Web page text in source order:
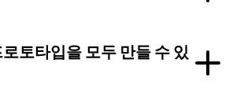
토타입을 모두 만들 수 있